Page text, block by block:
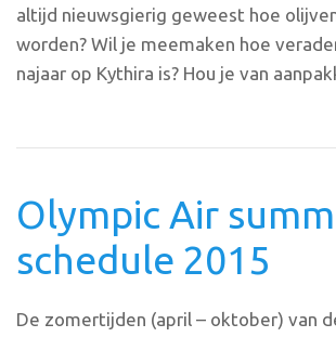
altijd nieuwsgierig geweest hoe
worden? Wil je meemaken hoe
najaar op Kythira is? Hou je van
Olympic Air
schedule 2015
De zomertijden (april – oktober) van